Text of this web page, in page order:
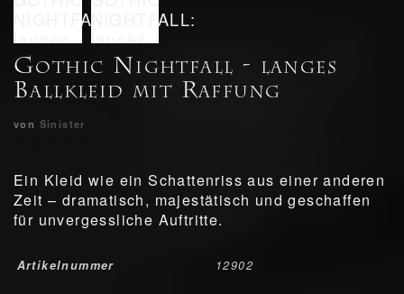
Gothic Nightfall - langes
Ballkleid mit Raffung
von Sinister
Ein Kleid wie ein Schattenriss aus einer anderen
Zeit – dramatisch, majestätisch und geschaffen
für unvergessliche Auftritte.
Artikelnummer 12902